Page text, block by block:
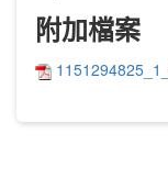
附加檔案